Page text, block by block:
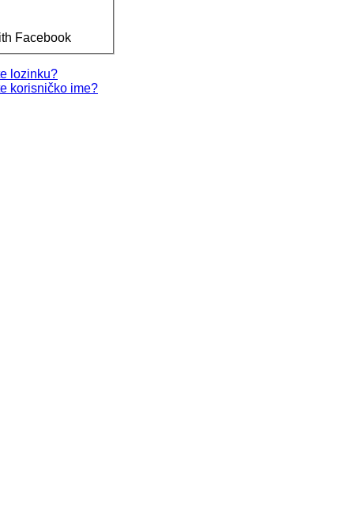
Facebook
lozinku?
korisničko ime?